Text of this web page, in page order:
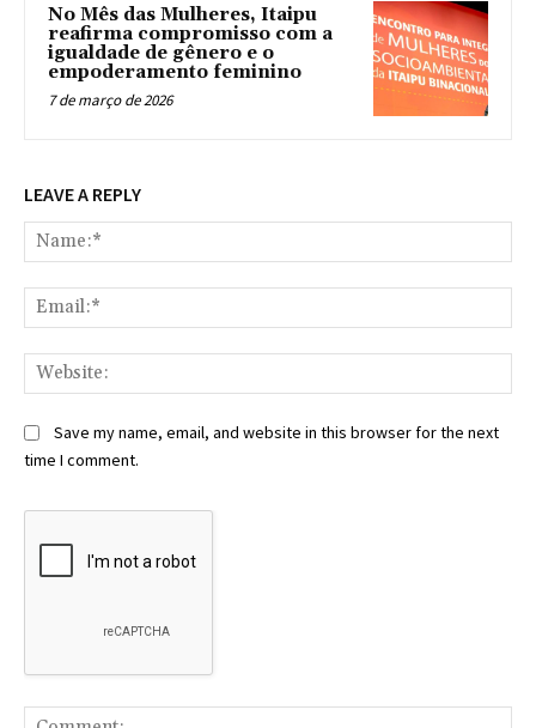
No Mês das Mulheres, Itaipu
reafirma compromisso com a
igualdade de gênero e o
empoderamento feminino
7 de março de 2026
LEAVE A REPLY
Save my name, email, and website in this browser for the next
time I comment.